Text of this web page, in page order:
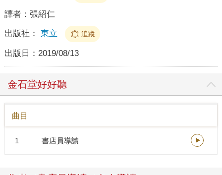
譯者： 張紹仁
出版社： 東立 追蹤
出版日： 2019/08/13
金石堂好好聽
曲目
1 書店員導讀